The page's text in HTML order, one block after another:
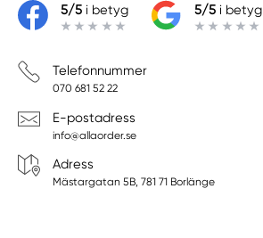
5/5i betyg 5/5i betyg
Telefonnummer
070 681 52 22
E-postadress
info@allaorder.se
Adress
Mästargatan 5B, 781 71 Borlänge